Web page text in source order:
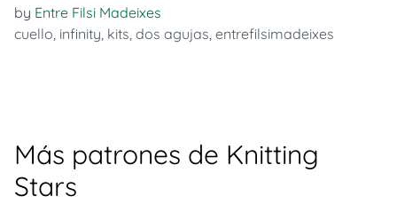
by Entre Filsi Madeixes
cuello, infinity, kits, dos agujas, entrefilsimadeixes
Más patrones de Knitting
Stars